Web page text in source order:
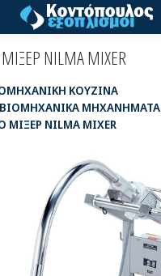
NILMA MIXER
ΚΟΥΖΙΝΑ
ΜΗΧΑΝΗΜΑΤΑ
NILMA MIXER